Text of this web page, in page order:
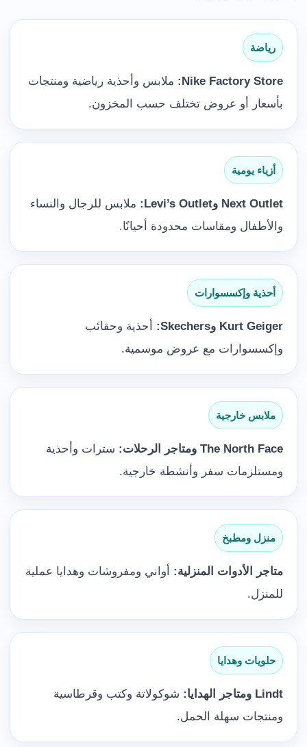
رياضة
Nike Factory Store:
ملابس وأحذية رياضية ومنتجات
بأسعار أو عروض تختلف حسب المخزون.
أزياء يومية
Next Outlet وLevi’s Outlet:
ملابس للرجال والنساء
والأطفال ومقاسات محدودة أحيانًا.
أحذية وإكسسوارات
Kurt Geiger وSkechers:
أحذية وحقائب
وإكسسوارات مع عروض موسمية.
ملابس خارجية
The North Face ومتاجر الرحلات:
سترات وأحذية
ومستلزمات سفر وأنشطة خارجية.
منزل ومطبخ
متاجر الأدوات المنزلية: أواني ومفروشات وهدايا عملية
للمنزل.
حلويات وهدايا
Lindt ومتاجر الهدايا:
شوكولاتة وكتب وقرطاسية
ومنتجات سهلة الحمل.